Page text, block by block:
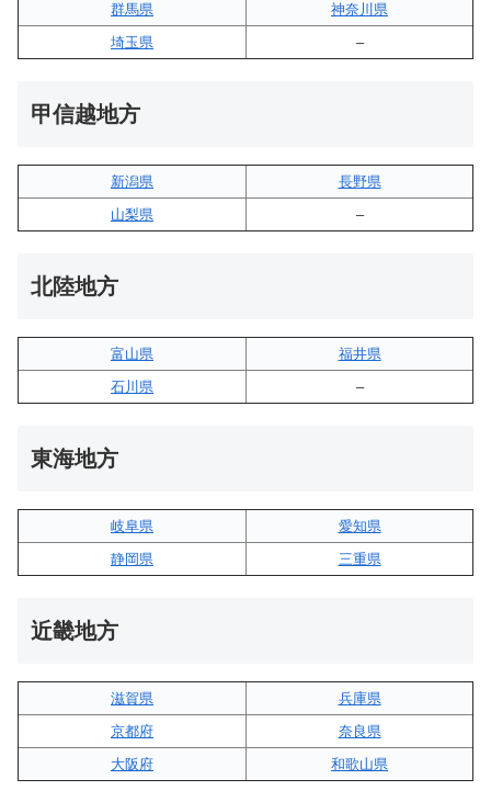
群馬県
神奈川県
埼玉県
–
甲信越地方
新潟県
長野県
山梨県
–
北陸地方
富山県
福井県
石川県
–
東海地方
岐阜県
愛知県
静岡県
三重県
近畿地方
滋賀県
兵庫県
京都府
奈良県
大阪府
和歌山県